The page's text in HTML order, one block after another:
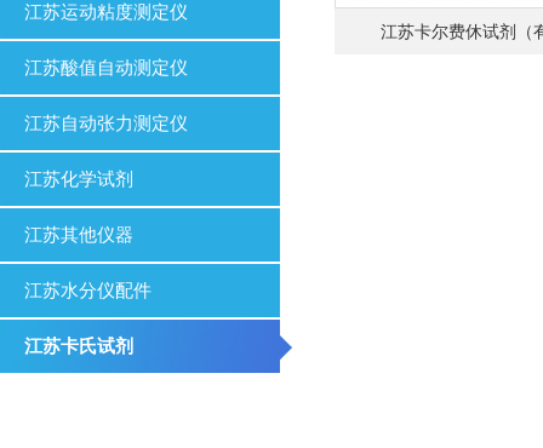
江苏运动粘度测定仪
江苏酸值自动测定仪
江苏自动张力测定仪
江苏化学试剂
江苏其他仪器
江苏水分仪配件
江苏卡氏试剂
江苏卡尔费休试剂（